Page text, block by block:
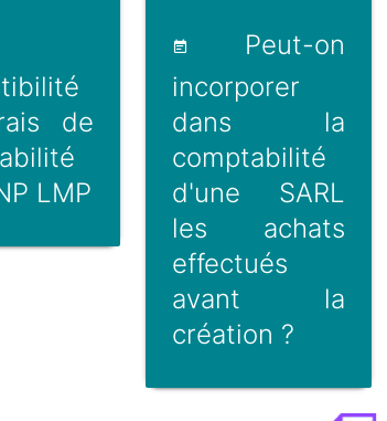
de
LMP
Peut-on
incorporer
dans la
comptabilité
d'une SARL
les achats
effectués
avant la
création ?